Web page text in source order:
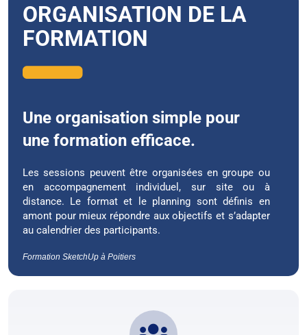
ORGANISATION DE LA
FORMATION
Une organisation simple pour
une formation efficace.
Les sessions peuvent être organisées en groupe ou
en accompagnement individuel, sur site ou à
distance. Le format et le planning sont définis en
amont pour mieux répondre aux objectifs et s’adapter
au calendrier des participants.
Formation SketchUp à Poitiers